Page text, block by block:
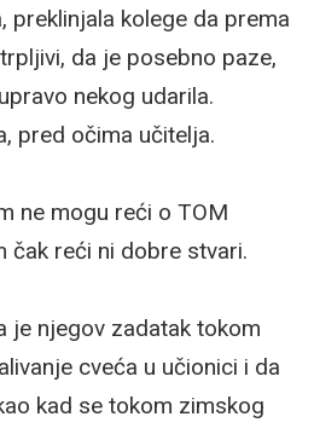
preklinjala kolege da prema
da je posebno paze,
nekog udarila.
pred očima učitelja.
ne mogu reći o TOM
čak reći ni dobre stvari.
je njegov zadatak tokom
cveća u učionici i da
kad se tokom zimskog